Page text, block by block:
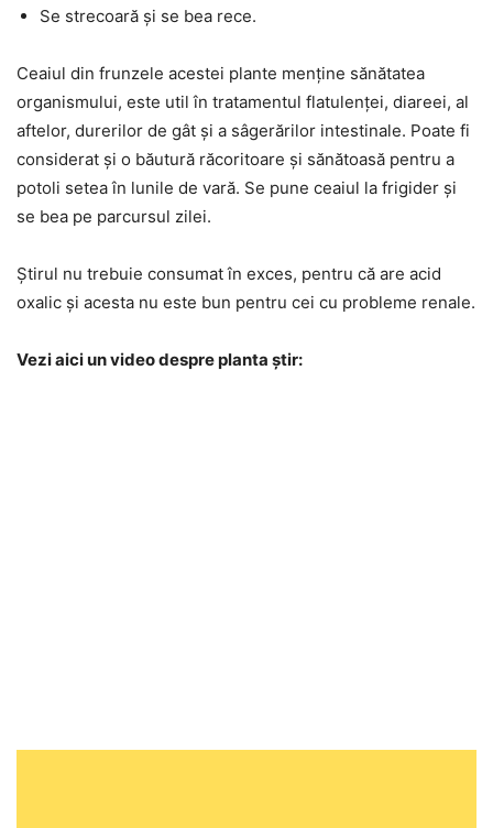
Se strecoară și se bea rece.
Ceaiul din frunzele acestei plante menține sănătatea
organismului, este util în tratamentul flatulenței, diareei, al
aftelor, durerilor de gât și a sâgerărilor intestinale. Poate fi
considerat și o băutură răcoritoare și sănătoasă pentru a
potoli setea în lunile de vară. Se pune ceaiul la frigider și
se bea pe parcursul zilei.
Știrul nu trebuie consumat în exces, pentru că are acid
oxalic și acesta nu este bun pentru cei cu probleme renale.
Vezi aici un video despre planta știr: